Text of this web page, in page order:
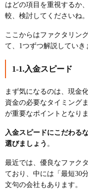
はどの項目を重視するか
較、検討してくださいね。
ここからはファクタリン
て、1つずつ解説していき
1-1.入金スピード
まず気になるのは、現金
資金の必要なタイミング
が重要なポイントとなりま
入金スピードにこだわる
選びましょう 。
最近では、優良なファク
ており、中には「最短30
文句の会社もあります。